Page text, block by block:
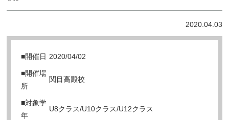
2020.04.03
■開催日 2020/04/02
■開催場
所
関目高殿校
■対象学
年
U8クラス/U10クラス/U12クラス